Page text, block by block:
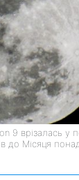
9 врізалась у
до Місяця